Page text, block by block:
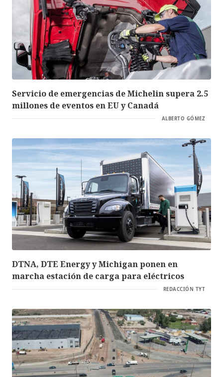
Servicio de emergencias de Michelin supera 2.5
millones de eventos en EU y Canadá
ALBERTO GÓMEZ
DTNA, DTE Energy y Michigan ponen en
marcha estación de carga para eléctricos
REDACCIÓN TYT